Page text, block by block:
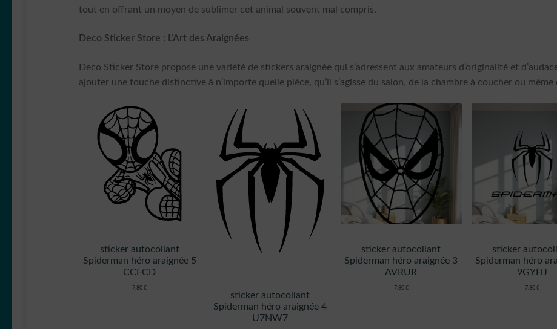
tout en offrant un moyen de sublimer cet animal souvent mal compris.
Deco Sticker Store : L’Art des Araignées
Deco Sticker Store propose une variété de stickers araignée qui s’adressent aux amateurs d’originalité et
ajouter une touche distinctive à n’importe quelle pièce, qu’il s’agisse du salon, de la chambre à coucher ou même
sticker autocollant
Spiderman héro araignée 5
CCFCD
7,80 €
sticker autocollant
Spiderman héro araignée 4
U7NW7
sticker autocollant
Spiderman héro araignée 3
AVRUR
7,80 €
sticker
Spiderman héro
9GYHJ
7,80 €